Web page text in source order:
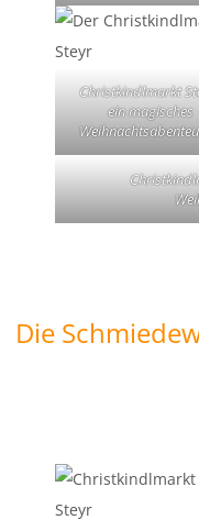
Christkindlmarkt
ein magisches
Die